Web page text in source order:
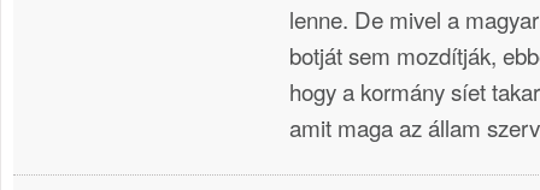
lenne. De mivel a
botját sem mozdítják,
hogy a kormány síet
amit maga az állam